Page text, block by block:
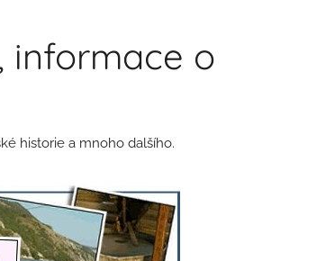
informace o
historie a mnoho dalšího.